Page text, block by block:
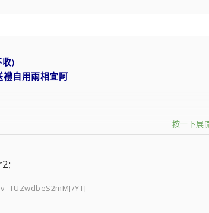
)
自用兩相宜阿
4PIN TO 6PIN、光碟)
按一下展
YT]